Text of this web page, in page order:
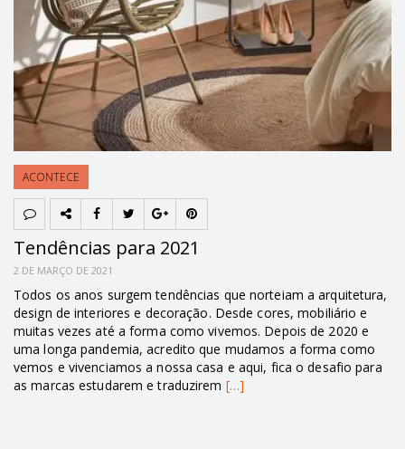
ACONTECE
Tendências para 2021
2 DE MARÇO DE 2021
Todos os anos surgem tendências que norteiam a arquitetura,
design de interiores e decoração. Desde cores, mobiliário e
muitas vezes até a forma como vivemos. Depois de 2020 e
uma longa pandemia, acredito que mudamos a forma como
vemos e vivenciamos a nossa casa e aqui, fica o desafio para
as marcas estudarem e traduzirem […]